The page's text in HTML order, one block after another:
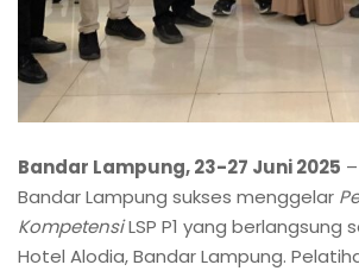
Bandar Lampung, 23-27 Juni 2025
Bandar Lampung sukses menggelar
KompetensiLSP P1 yang berlangsung
Hotel Alodia, Bandar Lampung.